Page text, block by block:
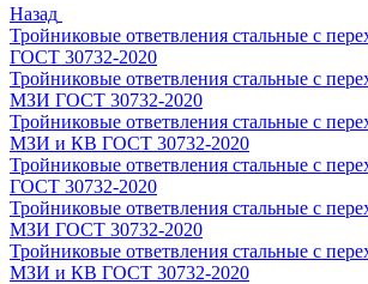
Назад
Тройниковые ответвления стальные с
ГОСТ 30732-2020
Тройниковые ответвления стальные с
МЗИ ГОСТ 30732-2020
Тройниковые ответвления стальные с
МЗИ и КВ ГОСТ 30732-2020
Тройниковые ответвления стальные с
ГОСТ 30732-2020
Тройниковые ответвления стальные с
МЗИ ГОСТ 30732-2020
Тройниковые ответвления стальные с
МЗИ и КВ ГОСТ 30732-2020